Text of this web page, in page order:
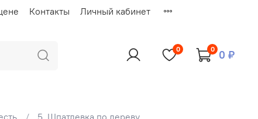
Контакты Личный кабинет
0 0 0 ₽